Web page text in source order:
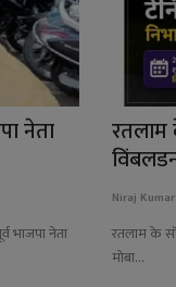
नेता
भाजपा नेता
Niraj
रतलाम के
मोबा...